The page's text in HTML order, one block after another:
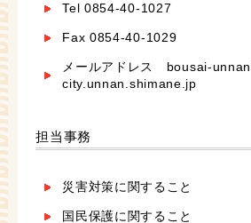
Tel 0854-40-1027
Fax 0854-40-1029
メールアドレス bousai-unnan
city.unnan.shimane.jp
担当事務
災害対策に関すること
国民保護に関すること